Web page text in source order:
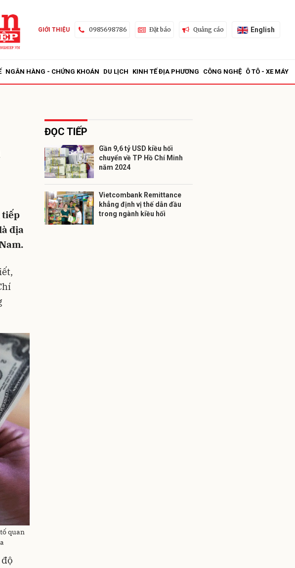
GIỚI THIỆU 0985698786 Đặt báo Quảng cáo English
NGÂN HÀNG - CHỨNG KHOÁN DU LỊCH KINH TẾ ĐỊA PHƯƠNG CÔNG NGHỆ Ô TÔ - XE MÁY
tiếp
địa
quan
ĐỌC TIẾP
Gần 9,6 tỷ USD kiều hối
chuyển về TP Hồ Chí Minh
năm 2024
Vietcombank Remittance
khẳng định vị thế dẫn đầu
trong ngành kiều hối
Gửi